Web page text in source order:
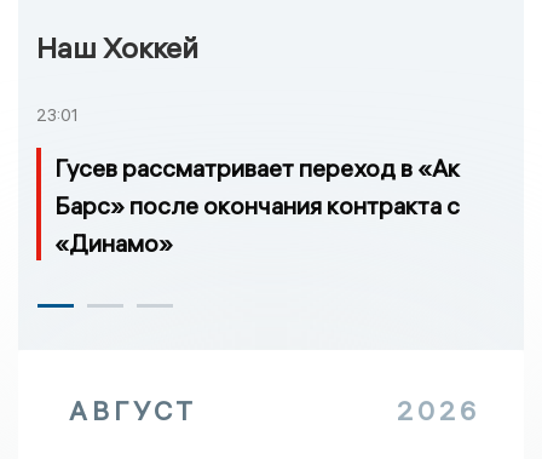
Наш Хоккей
23:01
Гусев рассматривает переход в «Ак
Барс» после окончания контракта с
«Динамо»
АВГУСТ 2026